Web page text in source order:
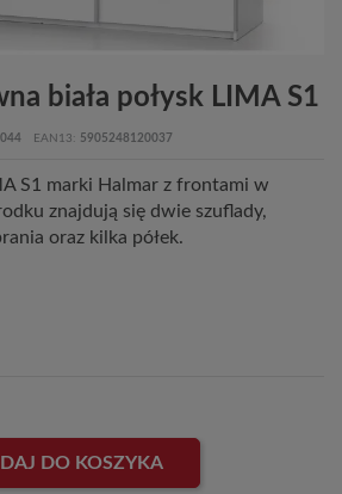
biała połysk LIMA S1
EAN13 5905248120037
S1 marki Halmar z frontami w
znajdują się dwie szuflady,
oraz kilka półek.
DO KOSZYKA